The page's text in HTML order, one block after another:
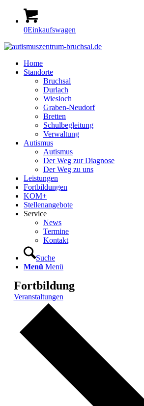
0Einkaufswagen
Home
Standorte
Bruchsal
Durlach
Wiesloch
Graben-Neudorf
Bretten
Schulbegleitung
Verwaltung
Autismus
Autismus
Der Weg zur Diagnose
Der Weg zu uns
Leistungen
Fortbildungen
KOM+
Stellenangebote
Service
News
Termine
Kontakt
Suche
Menü Menü
Fortbildung
Veranstaltungen